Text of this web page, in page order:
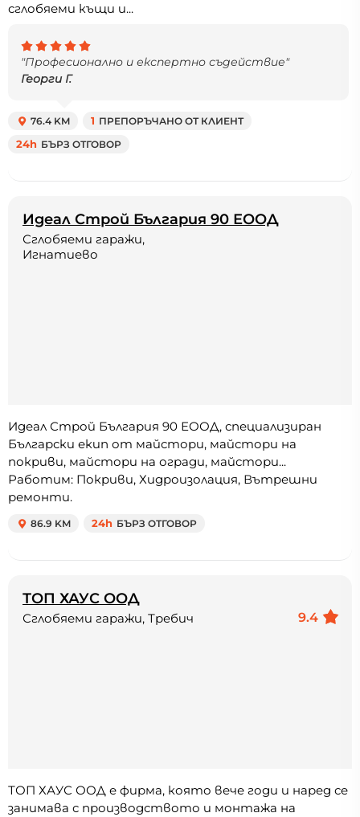
сглобяеми къщи и...
"Професионално и експертно съдействие"
Георги Г.
76.4 KM 1 ПРЕПОРЪЧАНО ОТ КЛИЕНТ
24h БЪРЗ ОТГОВОР
Идеал Строй България 90 ЕООД
Сглобяеми гаражи,
Игнатиево
Идеал Строй България 90 ЕООД, специализиран
Български екип от майстори, майстори на
покриви, майстори на огради, майстори...
Работим: Покриви, Хидроизолация, Вътрешни
ремонти.
86.9 KM 24h БЪРЗ ОТГОВОР
ТОП ХАУС ООД
9.4
Сглобяеми гаражи, Требич
ТОП ХАУС ООД е фирма, която вече годи и наред се
занимава с производството и монтажа на